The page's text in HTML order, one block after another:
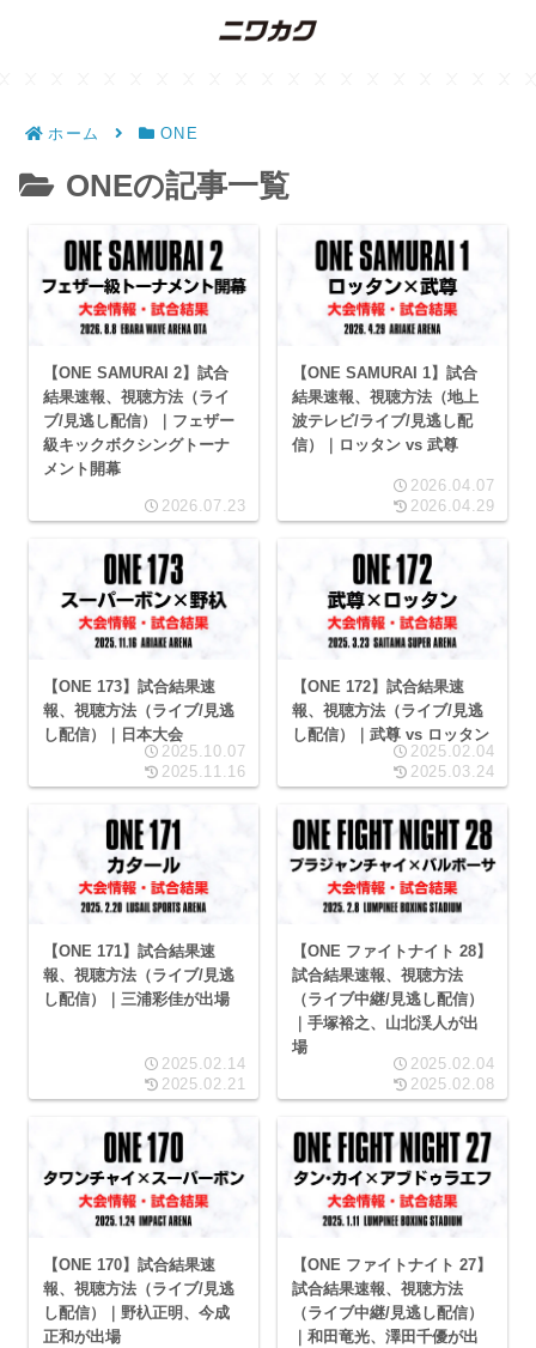
ホーム ONE
ONEの記事一覧
【ONE SAMURAI 2】試合
結果速報、視聴方法（ライ
ブ/見逃し配信）｜フェザー
級キックボクシングトーナ
メント開幕
2026.07.23
【ONE SAMURAI 1】試合
結果速報、視聴方法（地上
波テレビ/ライブ/見逃し配
信）｜ロッタン vs 武尊
2026.04.07
2026.04.29
【ONE 173】試合結果速
報、視聴方法（ライブ/見逃
し配信）｜日本大会
2025.10.07
2025.11.16
【ONE 172】試合結果速
報、視聴方法（ライブ/見逃
し配信）｜武尊 vs ロッタン
2025.02.04
2025.03.24
【ONE 171】試合結果速
報、視聴方法（ライブ/見逃
し配信）｜三浦彩佳が出場
2025.02.14
2025.02.21
【ONE ファイトナイト 28】
試合結果速報、視聴方法
（ライブ中継/見逃し配信）
｜手塚裕之、山北渓人が出
場
2025.02.04
2025.02.08
【ONE 170】試合結果速
報、視聴方法（ライブ/見逃
し配信）｜野杁正明、今成
正和が出場
【ONE ファイトナイト 27】
試合結果速報、視聴方法
（ライブ中継/見逃し配信）
｜和田竜光、澤田千優が出